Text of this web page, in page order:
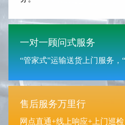
一对一顾问式服务
“管家式”运输送货上门服务，
售后服务万里行
网点直通+线上响应+上门巡检